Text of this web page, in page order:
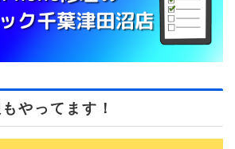
やってます！